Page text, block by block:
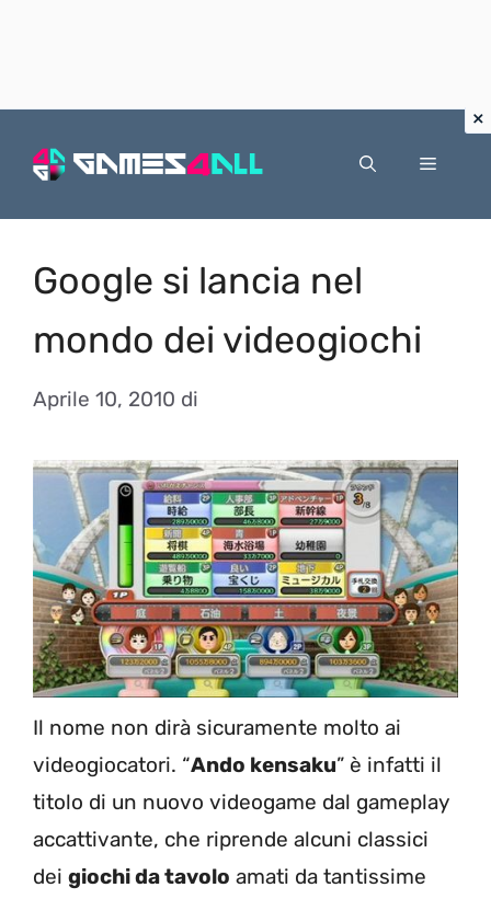
Menu
Google si lancia nel
mondo dei videogiochi
Aprile 10, 2010 di
Il nome non dirà sicuramente molto ai
videogiocatori. “Ando kensaku” è infatti il
titolo di un nuovo videogame dal gameplay
accattivante, che riprende alcuni classici
dei giochi da tavolo amati da tantissime